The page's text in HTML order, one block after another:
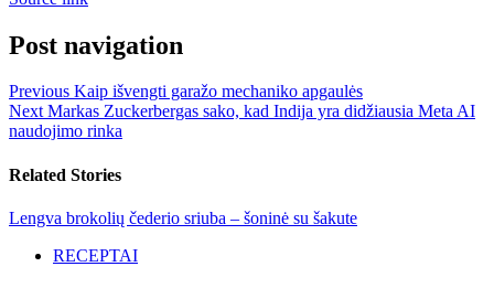
Post navigation
Previous Kaip išvengti garažo mechaniko apgaulės
NextMarkas Zuckerbergas sako, kad Indija yra didžiausia Meta AI
naudojimo rinka
Related Stories
Lengva brokolių čederio sriuba – šoninė su šakute
RECEPTAI